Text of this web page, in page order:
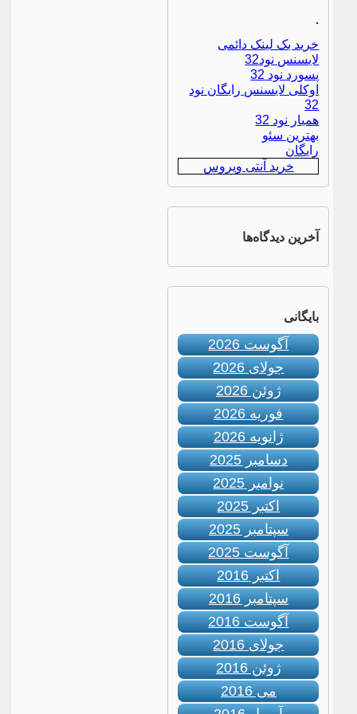
.
خرید بک لینک دائمی
لایسنس نود32
پسورد نود 32
اوکلی لایسنس رایگان نود
32
همیار نود 32
بهترین سئو
رایگان
خرید آنتی ویروس
آخرین دیدگاه‌ها
بایگانی
آگوست 2026
جولای 2026
ژوئن 2026
فوریه 2026
ژانویه 2026
دسامبر 2025
نوامبر 2025
اکتبر 2025
سپتامبر 2025
آگوست 2025
اکتبر 2016
سپتامبر 2016
آگوست 2016
جولای 2016
ژوئن 2016
می 2016